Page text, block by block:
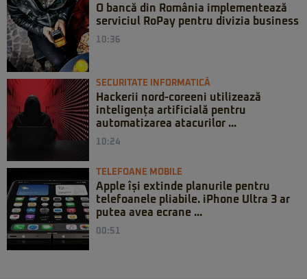
O bancă din România implementează
serviciul RoPay pentru divizia business
10:36
SECURITATE INFORMATICĂ
Hackerii nord-coreeni utilizează
inteligența artificială pentru
automatizarea atacurilor ...
10:24
TELEFOANE MOBILE
Apple își extinde planurile pentru
telefoanele pliabile. iPhone Ultra 3 ar
putea avea ecrane ...
00:51